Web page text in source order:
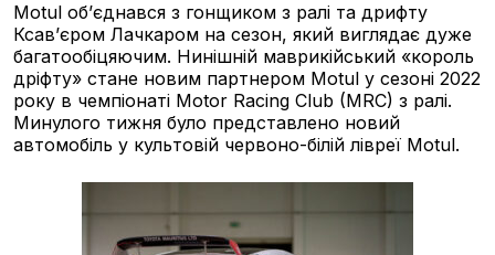
Motul об’єднався з гонщиком з ралі та дрифту
Ксав’єром Лачкаром на сезон, який виглядає дуже
багатообіцяючим. Нинішній маврикійський «король
дріфту» стане новим партнером Motul у сезоні 2022
року в чемпіонаті Motor Racing Club (MRC) з ралі.
Минулого тижня було представлено новий
автомобіль у культовій червоно-білій лівреї Motul.